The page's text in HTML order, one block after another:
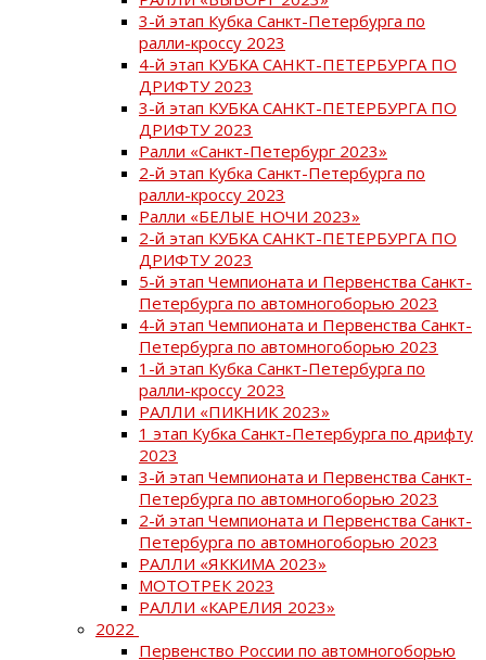
3-й этап Кубка Санкт-Петербурга по
ралли-кроссу 2023
4-й этап КУБКА САНКТ-ПЕТЕРБУРГА ПО
ДРИФТУ 2023
3-й этап КУБКА САНКТ-ПЕТЕРБУРГА ПО
ДРИФТУ 2023
Ралли «Санкт-Петербург 2023»
2-й этап Кубка Санкт-Петербурга по
ралли-кроссу 2023
Ралли «БЕЛЫЕ НОЧИ 2023»
2-й этап КУБКА САНКТ-ПЕТЕРБУРГА ПО
ДРИФТУ 2023
5-й этап Чемпионата и Первенства Санкт-
Петербурга по автомногоборью 2023
4-й этап Чемпионата и Первенства Санкт-
Петербурга по автомногоборью 2023
1-й этап Кубка Санкт-Петербурга по
ралли-кроссу 2023
РАЛЛИ «ПИКНИК 2023»
1 этап Кубка Санкт-Петербурга по дрифту
2023
3-й этап Чемпионата и Первенства Санкт-
Петербурга по автомногоборью 2023
2-й этап Чемпионата и Первенства Санкт-
Петербурга по автомногоборью 2023
РАЛЛИ «ЯККИМА 2023»
МОТОТРЕК 2023
РАЛЛИ «КАРЕЛИЯ 2023»
2022
Первенство России по автомногоборью